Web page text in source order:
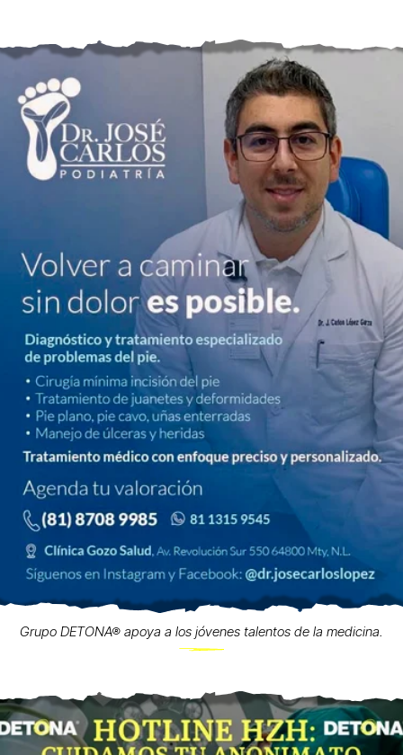
Grupo DETONA® apoya a los jóvenes talentos de la medicina.